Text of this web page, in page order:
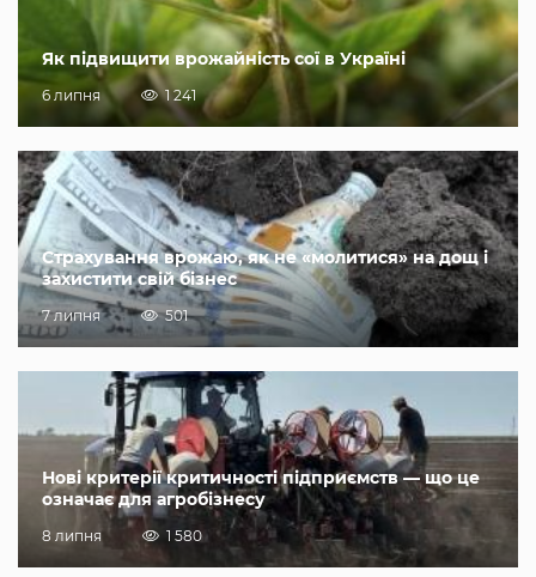
Як підвищити врожайність сої в Україні
6 липня 1 241
Страхування врожаю, як не «молитися» на дощ і
захистити свій бізнес
7 липня 501
Нові критерії критичності підприємств — що це
означає для агробізнесу
8 липня 1 580